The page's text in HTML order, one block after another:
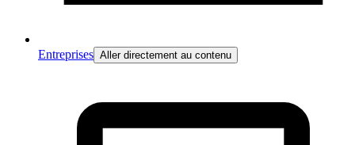
Entreprises Aller directement au contenu